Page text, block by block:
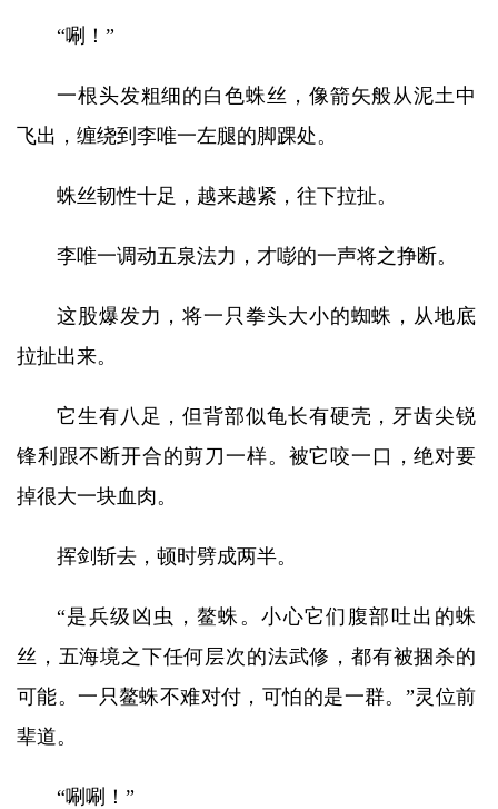
“唰！”
一根头发粗细的白色蛛丝，像箭矢般从泥土中
飞出，缠绕到李唯一左腿的脚踝处。
蛛丝韧性十足，越来越紧，往下拉扯。
李唯一调动五泉法力，才嘭的一声将之挣断。
这股爆发力，将一只拳头大小的蜘蛛，从地底
拉扯出来。
它生有八足，但背部似龟长有硬壳，牙齿尖锐
锋利跟不断开合的剪刀一样。被它咬一口，绝对要
掉很大一块血肉。
挥剑斩去，顿时劈成两半。
“是兵级凶虫，鳌蛛。小心它们腹部吐出的蛛
丝，五海境之下任何层次的法武修，都有被捆杀的
可能。一只鳌蛛不难对付，可怕的是一群。”灵位前
辈道。
“唰唰！”